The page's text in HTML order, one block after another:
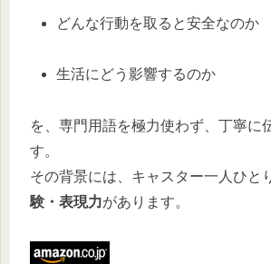
どんな行動を取ると安全なのか
生活にどう影響するのか
を、専門用語を極力使わず、丁寧に
す。
その背景には、キャスター一人ひと
験・表現力があります。